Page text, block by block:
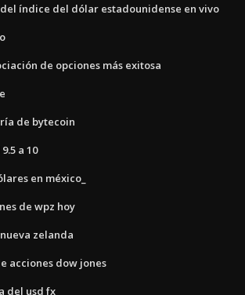
índice del dólar estadounidense en vivo
de opciones más exitosa
de bytecoin
a 10
en méxico_
de wpz hoy
zelanda
acciones dow jones
del usd fx